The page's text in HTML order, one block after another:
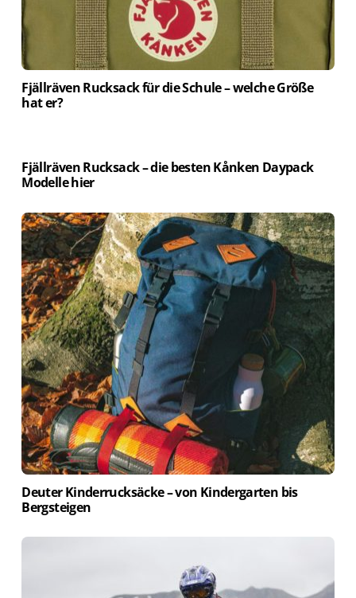
Fjällräven Rucksack für die Schule – welche Größe
hat er?
Fjällräven Rucksack – die besten Kånken Daypack
Modelle hier
Deuter Kinderrucksäcke – von Kindergarten bis
Bergsteigen